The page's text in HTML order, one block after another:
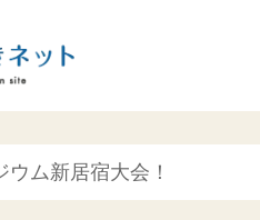
ム新居宿大会！